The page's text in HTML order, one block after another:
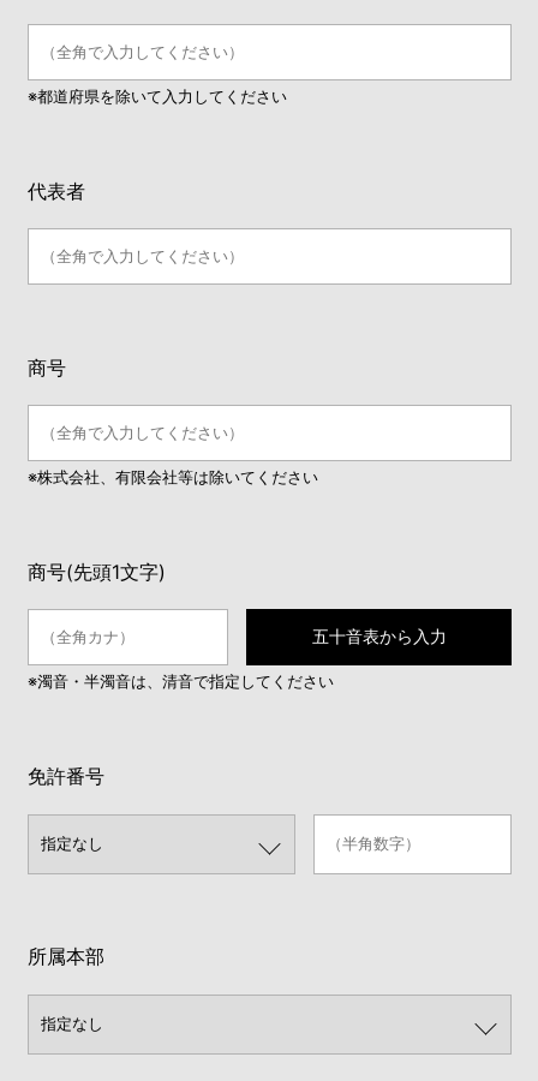
※都道府県を除いて入力してください
代表者
商号
※株式会社、有限会社等は除いてください
商号(先頭1文字)
五十音表から入力
※濁音・半濁音は、清音で指定してください
免許番号
所属本部